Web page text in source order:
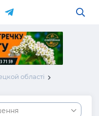
області